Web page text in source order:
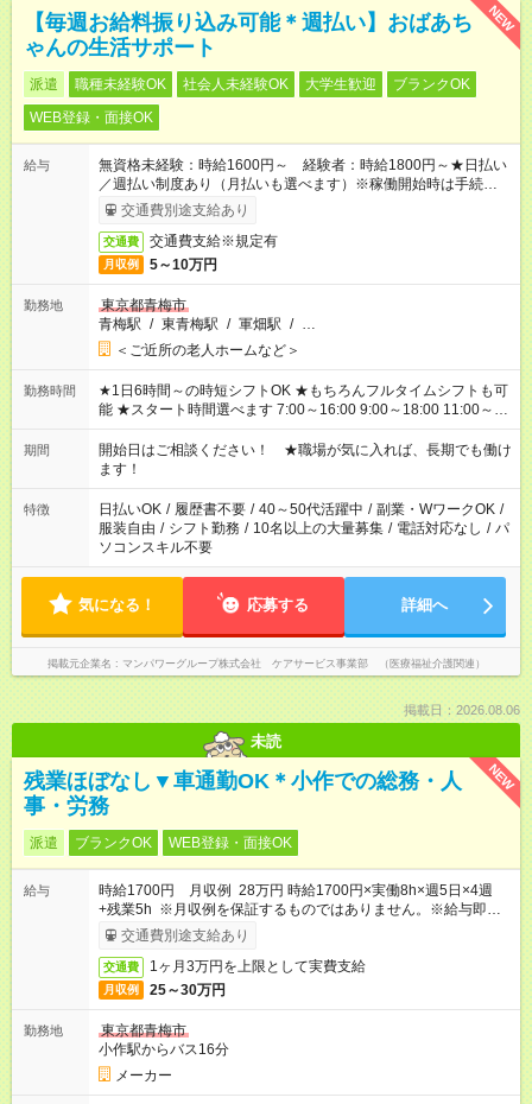
NEW
【毎週お給料振り込み可能＊週払い】おばあち
ゃんの生活サポート
派遣 職種未経験OK 社会人未経験OK 大学生歓迎
ブランクOK
WEB登録・面接OK
給与
無資格未経験：時給1600円～ 経験者：時給1800円～★日払い
／週払い制度あり（月払いも選べます）※稼働開始時は手続き完
了次第のお支払いとなります。
交通費別途支給あり
交通費 交通費支給※規定有
月収例 5～10万円
勤務地
東京都青梅市
青梅駅 / 東青梅駅 / 軍畑駅 / …
＜ご近所の老人ホームなど＞
勤務時間
★1日6時間～の時短シフトOK ★もちろんフルタイムシフトも可
能 ★スタート時間選べます 7:00～16:00 9:00～18:00 11:00～
20:00 など 残業なし！ ※Wワークの場合、他のお仕事と合わせ
週40時間超の就業はご案内できません ※法令に基づき、週20時
間以上勤務は社会保険への加入対象となります ※労働者派遣法
（日雇い派遣の原則禁止）により、短時間・短期間の就業はご
案内が難しい場合があります
期間
開始日はご相談ください！ ★職場が気に入れば、長期でも働け
ます！
特徴 日払いOK / 履歴書不要 / 40～50代活躍中 / 副業・WワークOK /
服装自由 / シフト勤務 / 10名以上の大量募集 / 電話対応なし / パ
ソコンスキル不要
気になる！ 応募する 詳細へ
掲載元企業名 マンパワーグループ株式会社 ケアサービス事業部 （医療福祉介護関連）
掲載日：2026.08.06
未読
NEW
残業ほぼなし▼車通勤OK＊小作での総務・人
事・労務
派遣 ブランクOK WEB登録・面接OK
給与
時給1700円 月収例 28万円 時給1700円×実働8h×週5日×4週
+残業5h ※月収例を保証するものではありません。※給与即受取
りサービス利用可（利用条件有）
交通費別途支給あり
交通費 1ヶ月3万円を上限として実費支給
月収例 25～30万円
勤務地
東京都青梅市
小作駅からバス16分
メーカー